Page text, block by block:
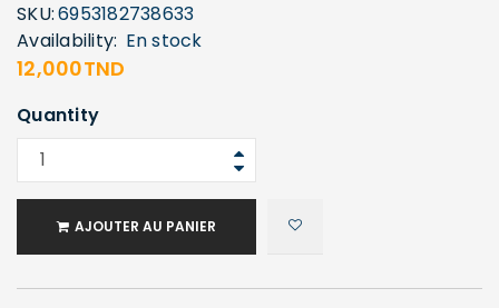
SKU:6953182738633
Availability: En stock
12,000TND
Quantity
AJOUTER AU PANIER